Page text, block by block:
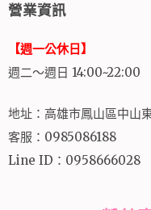
營業資訊
【週一公休日】
週二～週日 14:00~22:00
地址：高雄市鳳山區中山
客服：0985086188
Line ID：0958666028